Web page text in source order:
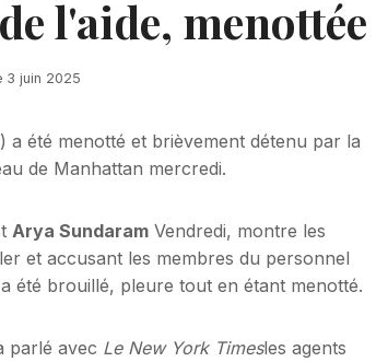
l'aide, menottée
3 juin 2025
a été menotté et brièvement détenu par la
de Manhattan mercredi.
Arya Sundaram Vendredi, montre les
et accusant les membres du personnel
été brouillé, pleure tout en étant menotté.
parlé avec Le New York Timesles agents